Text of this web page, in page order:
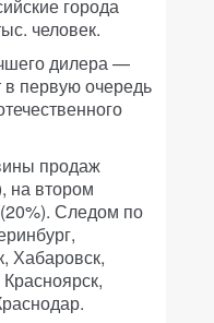
города
человек.
дилера —
первую очередь
продаж
на втором
Следом по
Хабаровск,